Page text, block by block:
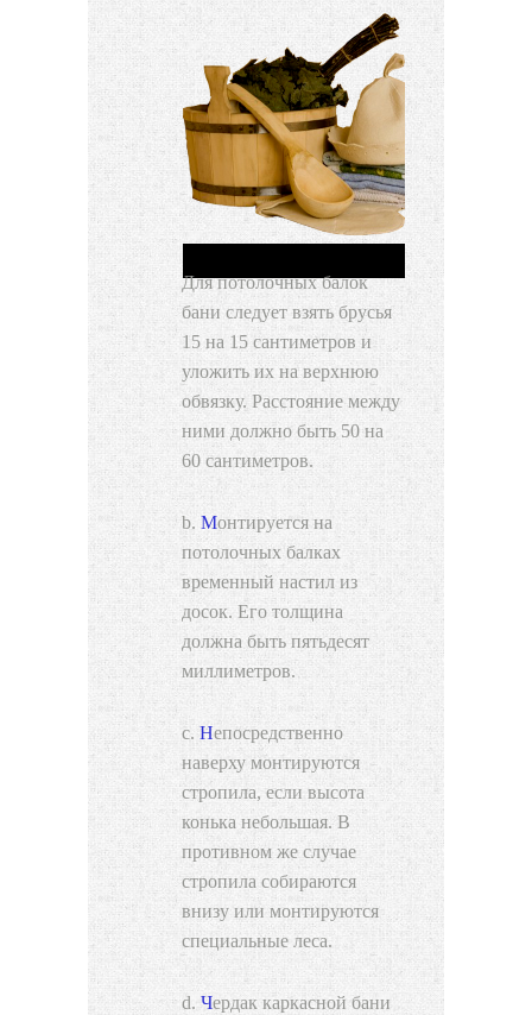
Для потолочных балок
бани следует взять брусья
15 на 15 сантиметров и
уложить их на верхнюю
обвязку. Расстояние между
ними должно быть 50 на
60 сантиметров.
Монтируется на
потолочных балках
временный настил из
досок. Его толщина
должна быть пятьдесят
миллиметров.
Непосредственно
наверху монтируются
стропила, если высота
конька небольшая. В
противном же случае
стропила собираются
внизу или монтируются
специальные леса.
Чердак каркасной бани